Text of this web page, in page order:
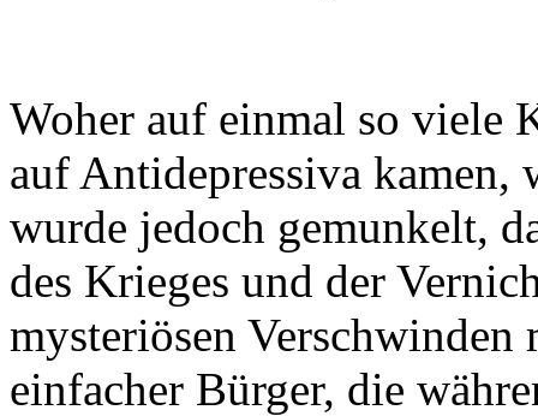
Woher auf einmal so viele
auf Antidepressiva kamen,
wurde jedoch gemunkelt,
des Krieges und der
mysteriösen Verschwinden
einfacher Bürger, die